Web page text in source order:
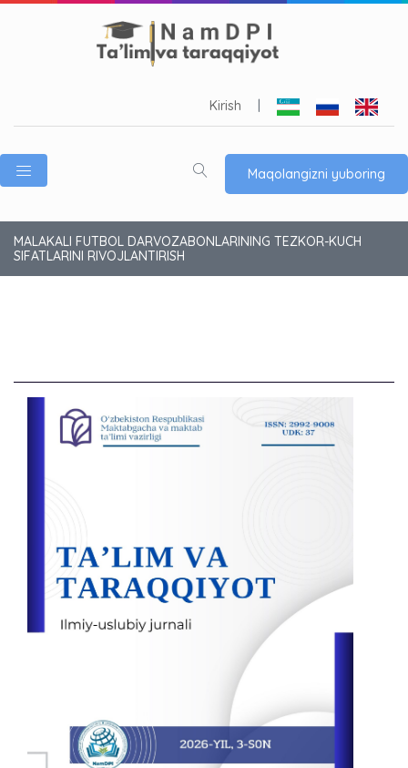
Kirish
Maqolangizni yuboring
MALAKALI FUTBOL DARVOZABONLARINING TEZKOR-KUCH
SIFATLARINI RIVOJLANTIRISH